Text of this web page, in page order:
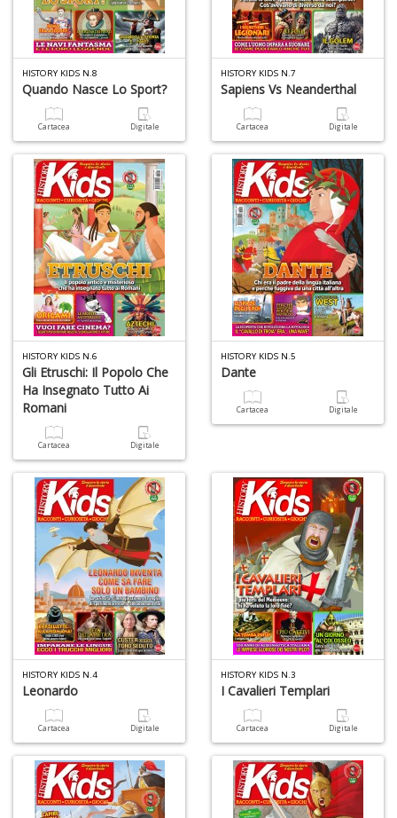
HISTORY KIDS N.8
Quando Nasce Lo Sport?
Cartacea Digitale
HISTORY KIDS N.7
Sapiens Vs Neanderthal
Cartacea Digitale
HISTORY KIDS N.6
Gli Etruschi: Il Popolo Che
Ha Insegnato Tutto Ai
Romani
Cartacea Digitale
HISTORY KIDS N.5
Dante
Cartacea Digitale
HISTORY KIDS N.4
Leonardo
Cartacea Digitale
HISTORY KIDS N.3
I Cavalieri Templari
Cartacea Digitale